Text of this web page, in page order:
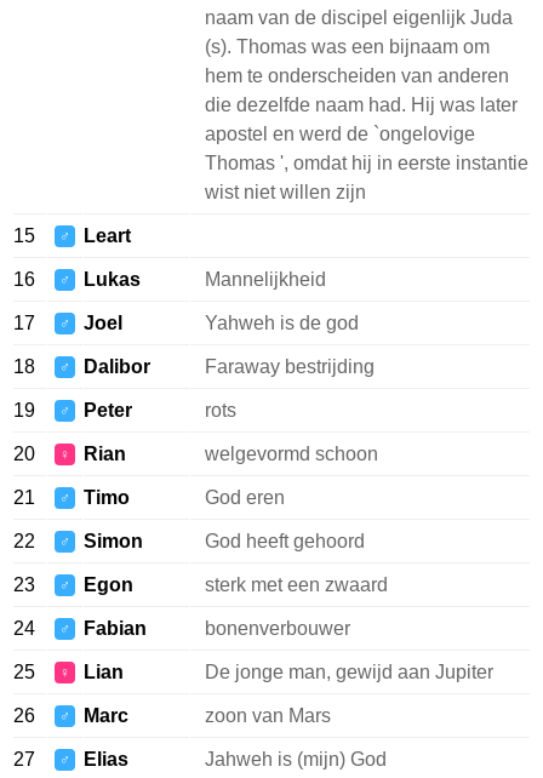
naam van de discipel eigenlijk Juda
(s). Thomas was een bijnaam om
hem te onderscheiden van anderen
die dezelfde naam had. Hij was later
apostel en werd de `ongelovige
Thomas ', omdat hij in eerste instantie
wist niet willen zijn
15 ♂ Leart
16 ♂ Lukas Mannelijkheid
17 ♂ Joel Yahweh is de god
18 ♂ Dalibor Faraway bestrijding
19 ♂ Peter rots
20 ♀ Rian welgevormd schoon
21 ♂ Timo God eren
22 ♂ Simon God heeft gehoord
23 ♂ Egon sterk met een zwaard
24 ♂ Fabian bonenverbouwer
25 ♀ Lian De jonge man, gewijd aan Jupiter
26 ♂ Marc zoon van Mars
27 ♂ Elias Jahweh is (mijn) God